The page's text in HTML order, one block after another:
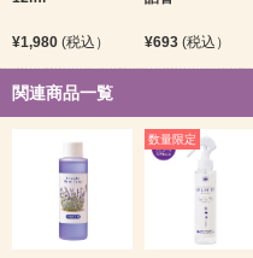
¥1,980 (税込） ¥693 (税込）
関連商品一覧
数量限定